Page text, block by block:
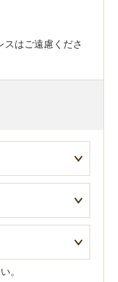
スはご遠慮くださ
。